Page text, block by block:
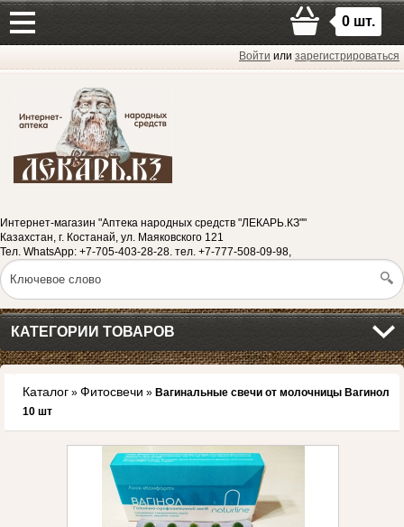
Войти или зарегистрироваться
Интернет-магазин "Аптека народных средств "ЛЕКАРЬ.КЗ""
Казахстан, г. Костанай, ул. Маяковского 121
Тел. WhatsApp: +7-705-403-28-28. тел. +7-777-508-09-98,
0 шт.
КАТЕГОРИИ ТОВАРОВ
Каталог » Фитосвечи » Вагинальные свечи от молочницы Вагинол
10 шт